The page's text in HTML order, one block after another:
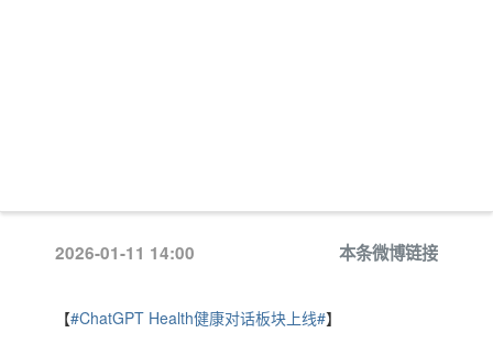
2026-01-11 14:00 本条微博链接
【#ChatGPT Health健康对话板块上线#】